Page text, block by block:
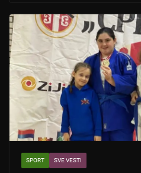
A
p
p
b
o
o
k
SPORT SVE VESTI